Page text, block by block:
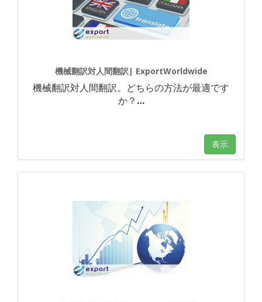
機械翻訳対人間翻訳| ExportWorldwide
機械翻訳対人間翻訳。どちらの方法が最適です
か？ …
表示